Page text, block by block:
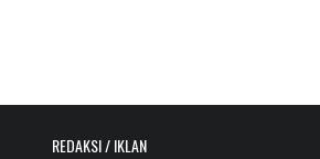
REDAKSI / IKLAN